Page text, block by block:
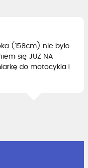
(158cm) nie było
się JUŻ NA
do motocykla i